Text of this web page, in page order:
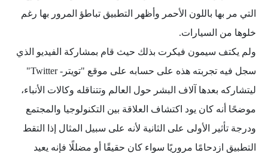
التي مر بها باللون الأحمر وأظهر التطبيق تباطؤ المرور بها رغم
خلوها من السيارات.
ولم يكتف سيمون فيكرت بذلك حيث قام بمشاركة الفيديو الذي
سجل فيه تجربته هذه على حسابه على موقع "تويتر- Twitter"
ليتشاركه بعدها آلاف البشر حول العالم وتتناقله وكالات الأنباء،
موضحًا أنه كان يود اكتشاف العلاقة بين التكنولوجيا والمجتمع
ودرجة تأثير الأولى على الثانية لأنه على سبيل المثال إذا التقط
التطبيق ازدحامًا مروريًا سواء كان حقيقًا أو مضللًا فإنه يعيد